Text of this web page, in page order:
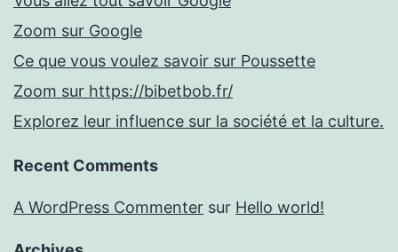
Zoom sur Google
Ce que vous voulez savoir sur Poussette
Zoom sur https://bibetbob.fr/
Explorez leur influence sur la société et la culture.
Recent Comments
A WordPress Commenter sur Hello world!